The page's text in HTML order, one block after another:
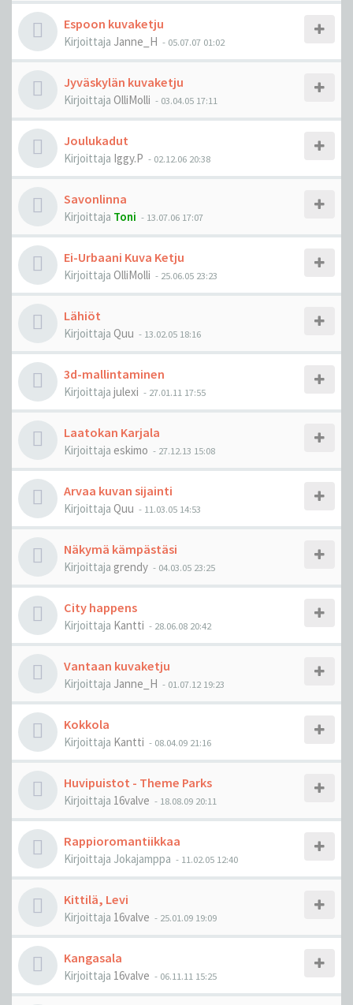
Espoon kuvaketju
Kirjoittaja Janne_H - 05.07.07 01:02
Jyväskylän kuvaketju
Kirjoittaja OlliMolli - 03.04.05 17:11
Joulukadut
Kirjoittaja Iggy.P - 02.12.06 20:38
Savonlinna
Kirjoittaja Toni - 13.07.06 17:07
Ei-Urbaani Kuva Ketju
Kirjoittaja OlliMolli - 25.06.05 23:23
Lähiöt
Kirjoittaja Quu - 13.02.05 18:16
3d-mallintaminen
Kirjoittaja julexi - 27.01.11 17:55
Laatokan Karjala
Kirjoittaja eskimo - 27.12.13 15:08
Arvaa kuvan sijainti
Kirjoittaja Quu - 11.03.05 14:53
Näkymä kämpästäsi
Kirjoittaja grendy - 04.03.05 23:25
City happens
Kirjoittaja Kantti - 28.06.08 20:42
Vantaan kuvaketju
Kirjoittaja Janne_H - 01.07.12 19:23
Kokkola
Kirjoittaja Kantti - 08.04.09 21:16
Huvipuistot - Theme Parks
Kirjoittaja 16valve - 18.08.09 20:11
Rappioromantiikkaa
Kirjoittaja Jokajamppa - 11.02.05 12:40
Kittilä, Levi
Kirjoittaja 16valve - 25.01.09 19:09
Kangasala
Kirjoittaja 16valve - 06.11.11 15:25